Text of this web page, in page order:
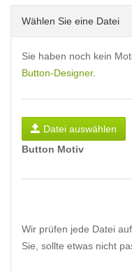
Wählen Sie eine Datei
Sie haben noch kein
Button-Designer.
Datei auswählen
Button Motiv
Wir prüfen jede Datei
Sie, sollte etwas nicht